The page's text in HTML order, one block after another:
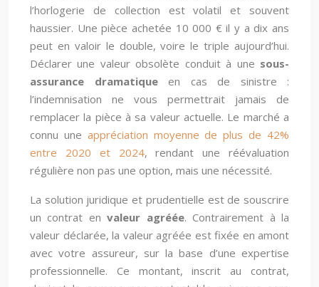
l’horlogerie de collection est volatil et souvent
haussier. Une pièce achetée 10 000 € il y a dix ans
peut en valoir le double, voire le triple aujourd’hui.
Déclarer une valeur obsolète conduit à une sous-
assurance dramatiqueen cas de sinistre :
l’indemnisation ne vous permettrait jamais de
remplacer la pièce à sa valeur actuelle. Le marché a
connu une appréciation moyenne de plus de 42%
entre 2020 et 2024, rendant une réévaluation
régulière non pas une option, mais une nécessité.
La solution juridique et prudentielle est de souscrire
un contrat envaleur agréée. Contrairement à la
valeur déclarée, la valeur agréée est fixée en amont
avec votre assureur, sur la base d’une expertise
professionnelle. Ce montant, inscrit au contrat,